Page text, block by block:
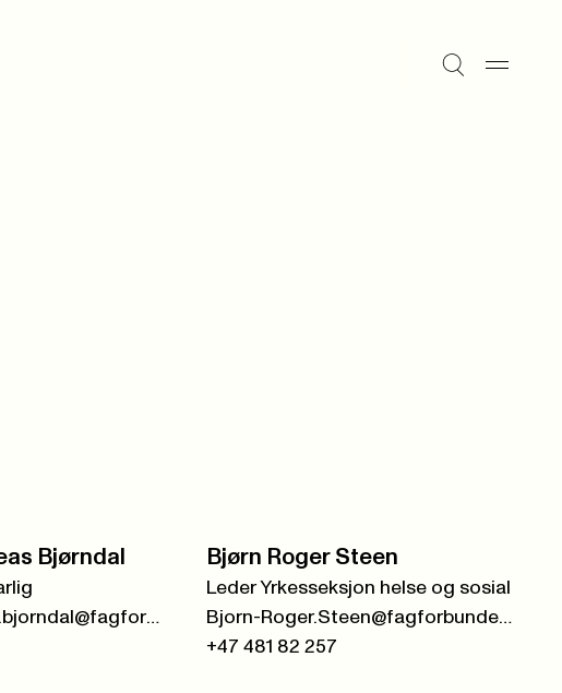
Bjørndal
joachim.andreas.bjorndal@fagforbundet.no
Bjørn Roger Steen
Leder Yrkesseksjon helse og sosial
Bjorn-Roger.Steen@fagforbundet.no
+47 481 82 257